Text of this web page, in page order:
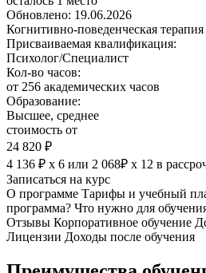
Обновлено: 19.06.2026
Когнитивно-поведенческая терапия
Присваиваемая квалификация:
Психолог/Специалист
Кол-во часов:
от 256 академических часов
Образование:
Высшее, среднее
стоимость от
24 820 ₽
4 136 ₽ х 6 или 2 068₽ х 12 в
Записаться на курс
О программе Тарифы и учебный
программа? Что нужно для
Отзывы Корпоративное обучение
Лицензии Доходы после обучения